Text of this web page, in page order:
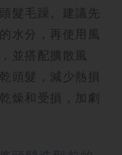
髮毛躁。建議先
水分，再使用風
並搭配擴散風
頭髮，減少熱損
燥和受損，加劇